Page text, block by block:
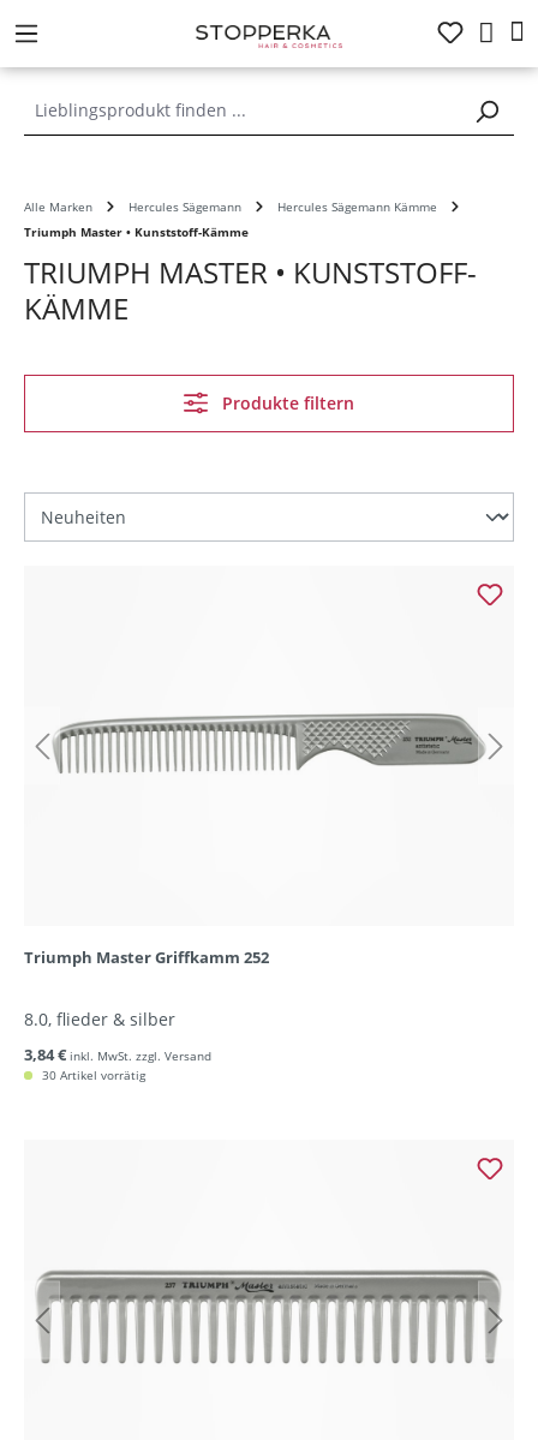
springen
Alle Marken Hercules Sägemann
Hercules Sägemann Kämme
Triumph Master • Kunststoff-Kämme
TRIUMPH MASTER • KUNSTSTOFF-
KÄMME
Produkte filtern
Triumph Master Griffkamm 252
8.0, flieder & silber
3,84 € inkl. MwSt. zzgl. Versand
30 Artikel vorrätig